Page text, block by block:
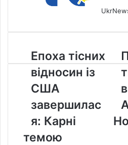
Епоха
тісних
відносин
із
США
завершилася:
Карні
Епоха тісних
відносин із
США
завершилас
я: Карні
до
на
Air
темою